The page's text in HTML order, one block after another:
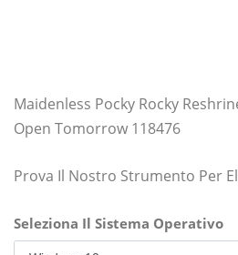
Maidenless Pocky Rocky
Open Tomorrow 118476
Prova Il Nostro Strumento Per
Seleziona Il Sistema Operativo